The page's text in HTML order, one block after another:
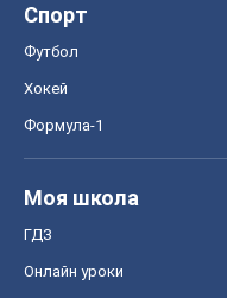
Спорт
Футбол
Хокей
Формула-1
Моя школа
ГДЗ
Онлайн уроки